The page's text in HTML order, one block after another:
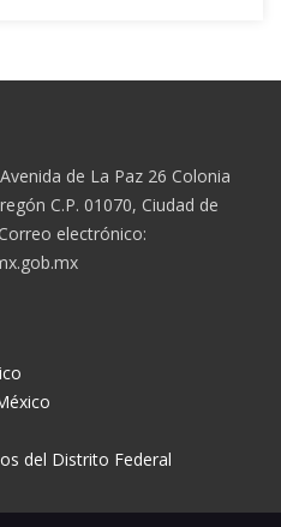
de La Paz 26 Colonia
C.P. 01070, Ciudad de
electrónico:
del Distrito Federal